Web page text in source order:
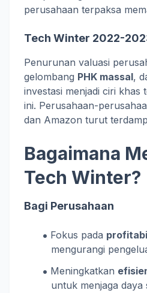
perusahaan terpaksa
Tech Winter 2022-
Penurunan valuasi
gelombang PHK massal,
investasi menjadi ciri
ini. Perusahaan-
dan Amazon turut
Bagaimana
Tech Winter?
Bagi Perusahaan
Fokus pada
mengurangi
Meningkatkan
untuk menjaga daya